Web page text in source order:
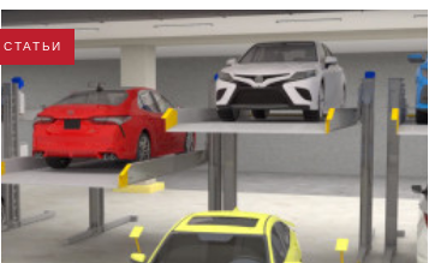
СТАТЬИ